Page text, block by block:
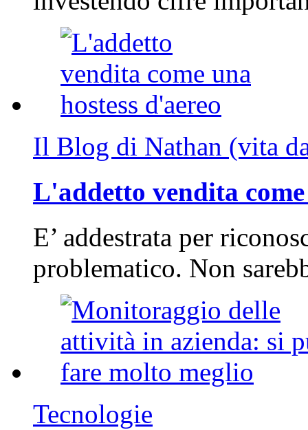
Il Blog di Nathan (vita
L'addetto vendita
E’ addestrata per
problematico. Non
Tecnologie